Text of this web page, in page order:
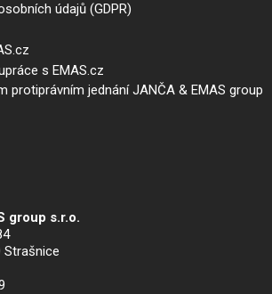
údajů (GDPR)
s EMAS.cz
protiprávním jednání JANČA & EMAS group
group s.r.o.
Strašnice